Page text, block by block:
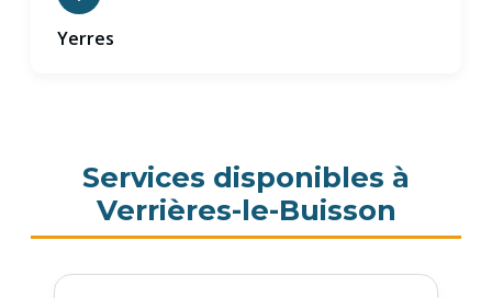
Yerres
Services disponibles à
Verrières-le-Buisson